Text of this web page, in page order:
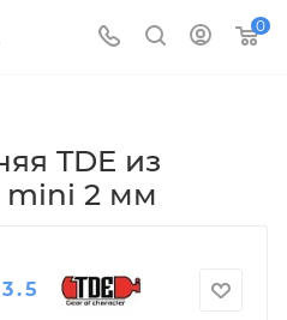
0
TDE из
mini 2 мм